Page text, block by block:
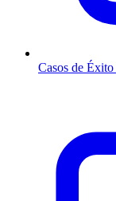
Casos de Éxito